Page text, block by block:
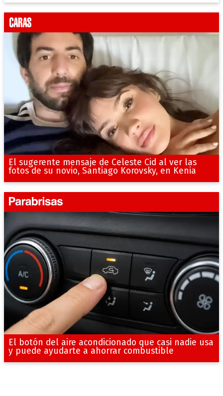
El sugerente mensaje de Celeste Cid al ver las
fotos de su novio, Santiago Korovsky, en Kenia
El botón del aire acondicionado que casi nadie usa
y puede ayudarte a ahorrar combustible